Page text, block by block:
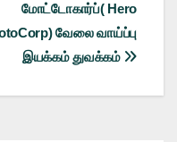
மோட்டோகார்ப்( Hero
வேலை வாய்ப்பு
இயக்கம் துவக்கம்